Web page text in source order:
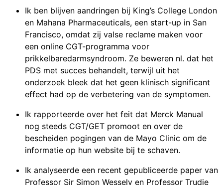
Ik ben blijven aandringen bij King’s College London
en Mahana Pharmaceuticals, een start-up in San
Francisco, omdat zij valse reclame maken voor
een online CGT-programma voor
prikkelbaredarmsyndroom. Ze beweren nl. dat het
PDS met succes behandelt, terwijl uit het
onderzoek bleek dat het geen klinisch significant
effect had op de verbetering van de symptomen.
Ik rapporteerde over het feit dat Merck Manual
nog steeds CGT/GET promoot en over de
bescheiden pogingen van de Mayo Clinic om de
informatie op hun website bij te schaven.
Ik analyseerde een recent gepubliceerde paper van
Professor Sir Simon Wessely en Professor Trudie